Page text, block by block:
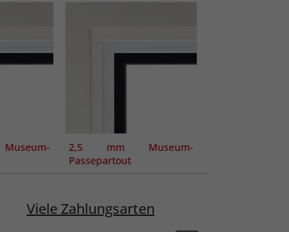
2,5 mm Museum-
Passepartout
Viele Zahlungsarten